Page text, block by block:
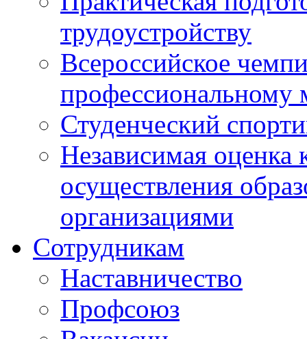
трудоустройству
Всероссийское
профессиональному
Студенческий
Независимая оценка
осуществления
организациями
Сотрудникам
Наставничество
Профсоюз